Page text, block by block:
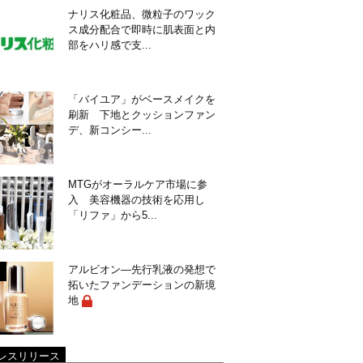
ナリス化粧品、微粒子のワック
ス成分配合で即時に肌表面と内
部をハリ感で支...
「バイユア」がベースメイクを
刷新 下地とクッションファン
デ、新コンシー...
MTGがオーラルケア市場に参
入 美容機器の技術を応用し
「リファ」から5...
アルビオン―先行乳液の発想で
拓いたファンデーションの新境
地
スリリース